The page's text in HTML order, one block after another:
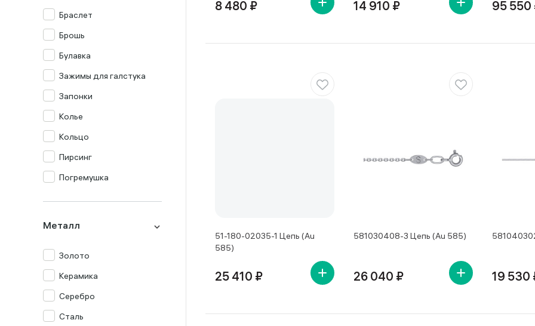
Браслет
Брошь
Булавка
Зажимы для галстука
Запонки
Колье
Кольцо
Пирсинг
Погремушка
Сувенир
Цепь
Часы
Шнур
Металл
Золото
Керамика
Серебро
Сталь
8 480 ₽ 14 910 ₽ 95 550
51-180-02035-1 Цепь (Au
585)
25 410 ₽
581030408-3 Цепь (Au 585)
26 040 ₽ 19 530